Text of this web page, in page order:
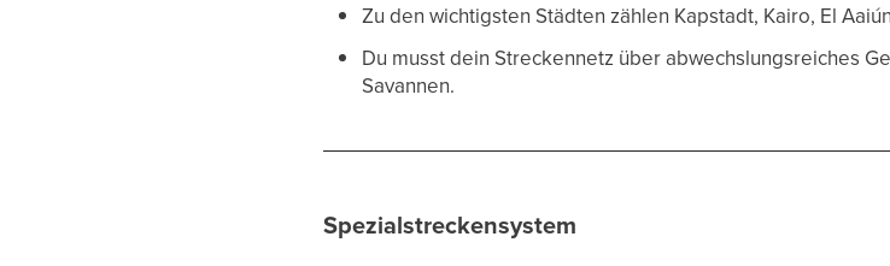
Zu den wichtigsten Städten zählen Kapstadt, Kairo, El
Du musst dein Streckennetz über abwechslungsreiches
Savannen.
Spezialstreckensystem